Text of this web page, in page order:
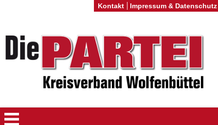
Kontakt Impressum & Datenschutz